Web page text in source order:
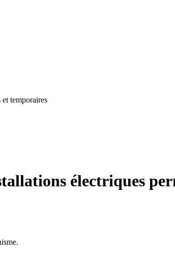
temporaires
électriques